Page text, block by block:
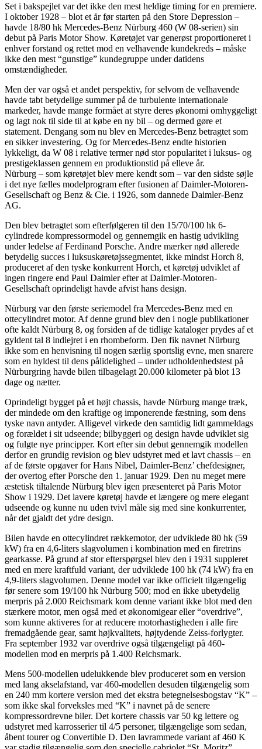
Set i bakspejlet var det ikke den mest heldige timing for en premiere.
I oktober 1928 – blot et år før starten på den Store Depression –
havde 18/80 hk Mercedes-Benz Nürburg 460 (W 08-serien) sin
debut på Paris Motor Show. Køretøjet var generøst proportioneret i
enhver forstand og rettet mod en velhavende kundekreds – måske
ikke den mest “gunstige” kundegruppe under datidens
omstændigheder.
Men der var også et andet perspektiv, for selvom de velhavende
havde tabt betydelige summer på de turbulente internationale
markeder, havde mange formået at styre deres økonomi omhyggeligt
og lagt nok til side til at købe en ny bil – og dermed gøre et
statement. Dengang som nu blev en Mercedes-Benz betragtet som
en sikker investering. Og for Mercedes-Benz endte historien
lykkeligt, da W 08 i relative termer nød stor popularitet i luksus- og
prestigeklassen gennem en produktionstid på elleve år.
Nürburg – som køretøjet blev mere kendt som – var den sidste søjle
i det nye fælles modelprogram efter fusionen af Daimler-Motoren-
Gesellschaft og Benz & Cie. i 1926, som dannede Daimler-Benz
AG.
Den blev betragtet som efterfølgeren til den 15/70/100 hk 6-
cylindrede kompressormodel og gennemgik en hastig udvikling
under ledelse af Ferdinand Porsche. Andre mærker nød allerede
betydelig succes i luksuskøretøjssegmentet, ikke mindst Horch 8,
produceret af den tyske konkurrent Horch, et køretøj udviklet af
ingen ringere end Paul Daimler efter at Daimler-Motoren-
Gesellschaft oprindeligt havde afvist hans design.
Nürburg var den første seriemodel fra Mercedes-Benz med en
ottecylindret motor. Af denne grund blev den i nogle publikationer
ofte kaldt Nürburg 8, og forsiden af de tidlige kataloger prydes af et
gyldent tal 8 indlejret i en rhombeform. Den fik navnet Nürburg
ikke som en henvisning til nogen særlig sportslig evne, men snarere
som en hyldest til dens pålidelighed – under udholdenhedstest på
Nürburgring havde bilen tilbagelagt 20.000 kilometer på blot 13
dage og nætter.
Oprindeligt bygget på et højt chassis, havde Nürburg mange træk,
der mindede om den kraftige og imponerende fæstning, som dens
tyske navn antyder. Alligevel virkede den samtidig lidt gammeldags
og forældet i sit udseende; bilbyggeri og design havde udviklet sig
og fulgte nye principper. Kort efter sin debut gennemgik modellen
derfor en grundig revision og blev udstyret med et lavt chassis – en
af de første opgaver for Hans Nibel, Daimler-Benz’ chefdesigner,
der overtog efter Porsche den 1. januar 1929. Den nu meget mere
æstetisk tiltalende Nürburg blev igen præsenteret på Paris Motor
Show i 1929. Det lavere køretøj havde et længere og mere elegant
udseende og kunne nu uden tvivl måle sig med sine konkurrenter,
når det gjaldt det ydre design.
Bilen havde en ottecylindret rækkemotor, der udviklede 80 hk (59
kW) fra en 4,6-liters slagvolumen i kombination med en firetrins
gearkasse. På grund af stor efterspørgsel blev den i 1931 suppleret
med en mere kraftfuld variant, der udviklede 100 hk (74 kW) fra en
4,9-liters slagvolumen. Denne model var ikke officielt tilgængelig
før senere som 19/100 hk Nürburg 500; mod en ikke ubetydelig
merpris på 2.000 Reichsmark kom denne variant ikke blot med den
stærkere motor, men også med et økonomigear eller “overdrive”,
som kunne aktiveres for at reducere motorhastigheden i alle fire
fremadgående gear, samt højkvalitets, højtydende Zeiss-forlygter.
Fra september 1932 var overdrive også tilgængeligt på 460-
modellen mod en merpris på 1.400 Reichsmark.
Mens 500-modellen udelukkende blev produceret som en version
med lang akselafstand, var 460-modellen desuden tilgængelig som
en 240 mm kortere version med det ekstra betegnelsesbogstav “K” –
som ikke skal forveksles med “K” i navnet på de senere
kompressordrevne biler. Det kortere chassis var 50 kg lettere og
udstyret med karrosserier til 4/5 personer, tilgængelige som sedan,
åbent tourer og Convertible D. Den lavrammede variant af 460 K